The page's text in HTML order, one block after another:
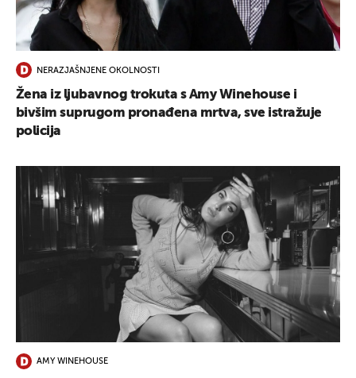
NERAZJAŠNJENE OKOLNOSTI
Žena iz ljubavnog trokuta s Amy Winehouse i
bivšim suprugom pronađena mrtva, sve istražuje
policija
AMY WINEHOUSE
UKLJUČITE NOTIFIKACIJE